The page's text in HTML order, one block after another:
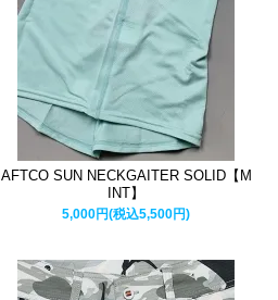
AFTCO SUN NECKGAITER SOLID【M
INT】
5,000円(税込5,500円)